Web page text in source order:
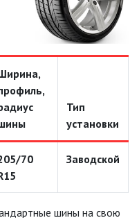
Тип
установки
70
Заводской
шины на свою